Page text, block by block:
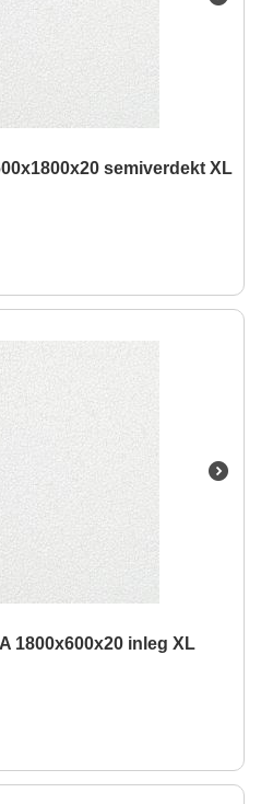
semiverdekt XL
1800x600x20 inleg XL